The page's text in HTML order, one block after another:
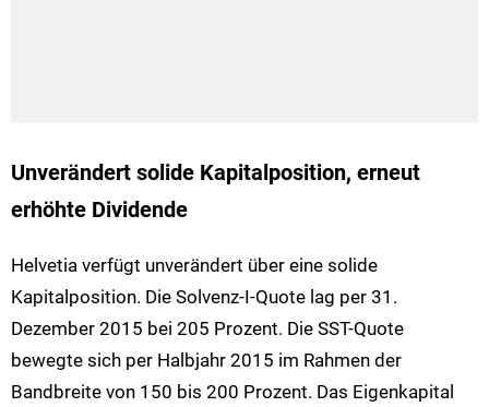
Unverändert solide Kapitalposition, erneut
erhöhte Dividende
Helvetia verfügt unverändert über eine solide
Kapitalposition. Die Solvenz-I-Quote lag per 31.
Dezember 2015 bei 205 Prozent. Die SST-Quote
bewegte sich per Halbjahr 2015 im Rahmen der
Bandbreite von 150 bis 200 Prozent. Das Eigenkapital